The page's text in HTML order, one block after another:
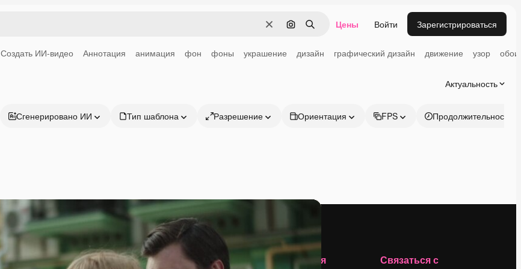
ОчиститьПоиск по изображению
Поиск Цены Войти Зарегистрироваться
Создать ИИ-видео Аннотация анимация фон фоны украшение дизайн графический дизайн движение узор обои
Актуальность
Сгенерировано ИИ Тип шаблона Разрешение Ориентация FPS Продолжительность
Продукция Начать Компания
Связаться с